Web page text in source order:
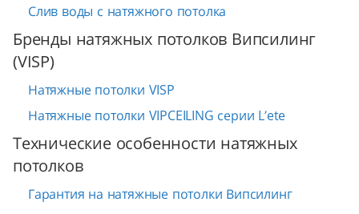
Слив воды с натяжного потолка
Бренды натяжных потолков Випсилинг
(VISP)
Натяжные потолки VISP
Натяжные потолки VIPCEILING серии L’ete
Технические особенности натяжных
потолков
Гарантия на натяжные потолки Випсилинг